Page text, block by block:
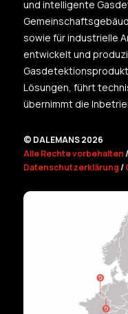
und intelligente
sowie für industrielle
entwickelt und
Lösungen, führt
übernimmt die
© DALEMANS 2026
Alle Rechte vorbehalten/
Datenschutzerklärung/